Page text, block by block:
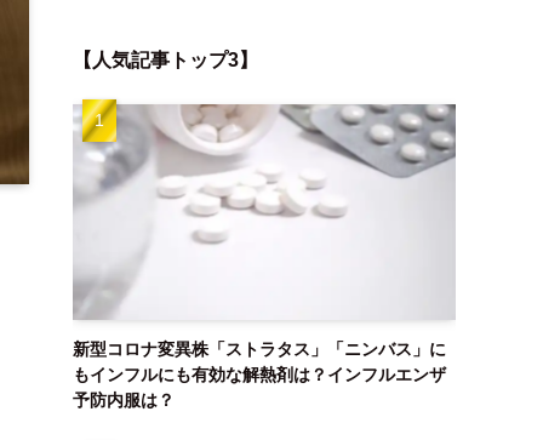
【人気記事トップ3】
新型コロナ変異株「ストラタス」「ニンバス」に
もインフルにも有効な解熱剤は？インフルエンザ
予防内服は？